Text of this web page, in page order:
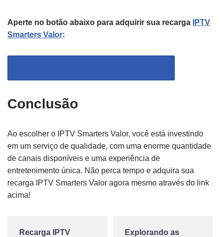
Aperte no botão abaixo para adquirir sua recarga
IPTV
Smarters Valor:
Conclusão
Ao escolher o IPTV Smarters Valor, você está investindo
em um serviço de qualidade, com uma enorme quantidade
de canais disponíveis e uma experiência de
entretenimento única. Não perca tempo e adquira sua
recarga IPTV Smarters Valor agora mesmo através do link
acima!
Recarga IPTV
Explorando as